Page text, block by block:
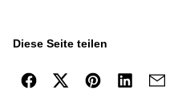
Diese Seite teilen